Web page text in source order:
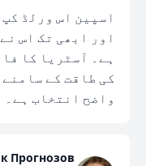
اسپین اس ورلڈ
اور ابھی تک اس
ہے۔ آسٹریا کا
واضح انتخاب ہے۔
Прогнозов